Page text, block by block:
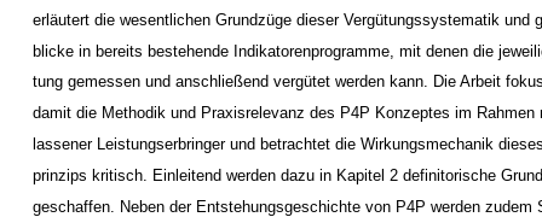
erläutert die wesentlichen Grundzüge dieser Vergütungssystematik und
blicke in bereits bestehende Indikatorenprogramme, mit denen die
tung gemessen und anschließend vergütet werden kann. Die Arbeit
damit die Methodik und Praxisrelevanz des P4P Konzeptes im Rahmen
lassener Leistungserbringer und betrachtet die Wirkungsmechanik
prinzips kritisch. Einleitend werden dazu in Kapitel 2 definitorische
geschaffen. Neben der Entstehungsgeschichte von P4P werden zudem